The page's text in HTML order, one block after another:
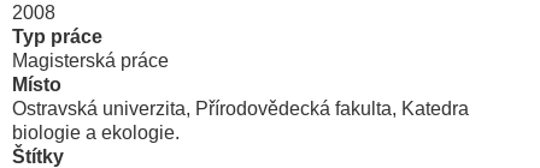
2008
Typ práce
Magisterská práce
Místo
Ostravská univerzita, Přírodovědecká fakulta, Katedra
biologie a ekologie.
Štítky